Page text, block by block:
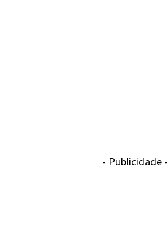
- Publicidade -